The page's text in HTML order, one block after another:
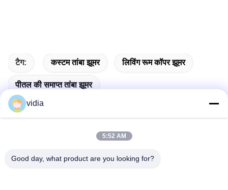
टैग: कस्टम तांबा झूमर लिविंग रूम कॉपर झूमर
पीतल की समाप्त तांबा झूमर
vidia
5:52 AM
Good day, what product are you looking for?